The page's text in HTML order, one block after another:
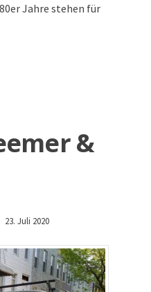
Jahre stehen für
&
23. Juli 2020